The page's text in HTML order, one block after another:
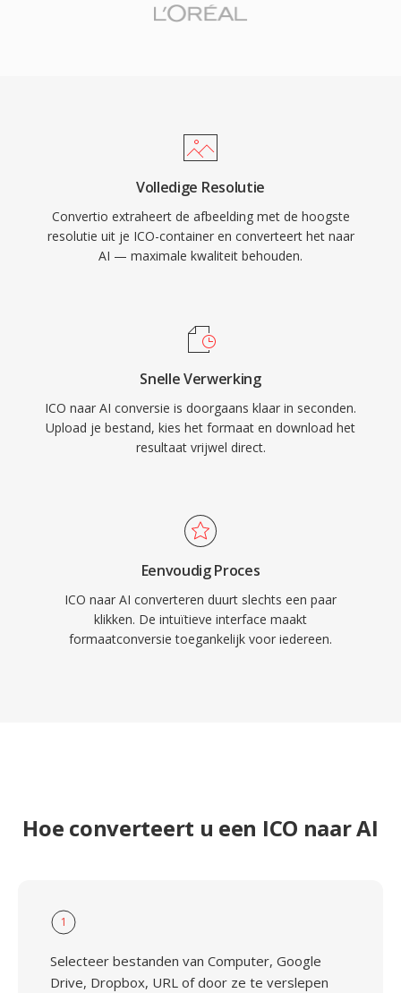
Volledige Resolutie
Convertio extraheert de afbeelding met de hoogste
resolutie uit je ICO-container en converteert het naar
AI — maximale kwaliteit behouden.
Snelle Verwerking
ICO naar AI conversie is doorgaans klaar in seconden.
Upload je bestand, kies het formaat en download het
resultaat vrijwel direct.
Eenvoudig Proces
ICO naar AI converteren duurt slechts een paar
klikken. De intuïtieve interface maakt
formaatconversie toegankelijk voor iedereen.
Hoe converteert u een ICO naar AI
1
Selecteer bestanden van Computer, Google
Drive, Dropbox, URL of door ze te verslepen